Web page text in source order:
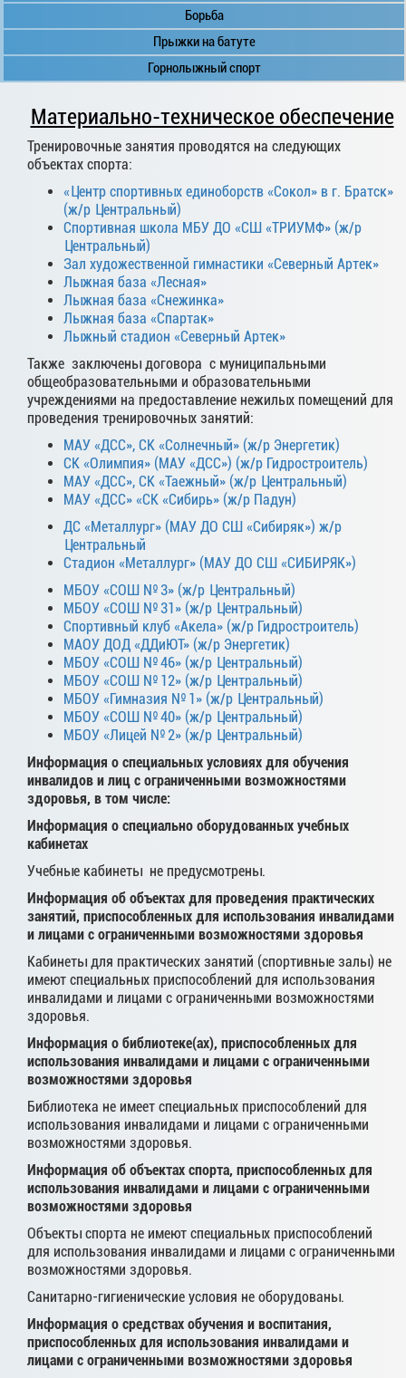
Борьба
Прыжки на батуте
Горнолыжный спорт
Материально-техническое обеспечение
Тренировочные занятия проводятся на следующих
объектах спорта:​
«Центр спортивных единоборств «Сокол» в г. Братск»
(ж/р Центральный)
Спортивная школа МБУ ДО «СШ «ТРИУМФ» (ж/р
Центральный)
Зал художественной гимнастики «Северный Артек»
Лыжная база «Лесная»
Лыжная база «Снежинка»
Лыжная база «Спартак»
Лыжный стадион «Северный Артек»
Также заключены договора с муниципальными
общеобразовательными и образовательными
учреждениями на предоставление нежилых помещений для
проведения тренировочных занятий:​
МАУ «ДСС», СК «Солнечный» (ж/р Энергетик)
СК «Олимпия» (МАУ «ДСС») (ж/р Гидростроитель)
МАУ «ДСС», СК «Таежный» (ж/р Центральный)
МАУ «ДСС» «СК «Сибирь» (ж/р Падун)
ДС «Металлург» (МАУ ДО СШ «Сибиряк») ж/р
Центральный
Стадион «Металлург» (МАУ ДО СШ «СИБИРЯК»)
МБОУ «СОШ № 3» (ж/р Центральный)
МБОУ «СОШ № 31» (ж/р Центральный)
Спортивный клуб «Акела» (ж/р Гидростроитель)
МАОУ ДОД «ДДиЮТ» (ж/р Энергетик)
МБОУ «СОШ № 46» (ж/р Центральный)
МБОУ «СОШ № 12» (ж/р Центральный)
МБОУ «Гимназия № 1» (ж/р Центральный)
МБОУ «СОШ № 40» (ж/р Центральный)
МБОУ «Лицей № 2» (ж/р Центральный)
Информация о специальных условиях для обучения
инвалидов и лиц с ограниченными возможностями
здоровья, в том числе:
Информация о специально оборудованных учебных
кабинетах
Учебные кабинеты не предусмотрены.
Информация об объектах для проведения практических
занятий, приспособленных для использования инвалидами
и лицами с ограниченными возможностями здоровья
Кабинеты для практических занятий (спортивные залы) не
имеют специальных приспособлений для использования
инвалидами и лицами с ограниченными возможностями
здоровья.
Информация о библиотеке(ах), приспособленных для
использования инвалидами и лицами с ограниченными
возможностями здоровья
Библиотека не имеет специальных приспособлений для
использования инвалидами и лицами с ограниченными
возможностями здоровья.
Информация об объектах спорта, приспособленных для
использования инвалидами и лицами с ограниченными
возможностями здоровья
Объекты спорта не имеют специальных приспособлений
для использования инвалидами и лицами с ограниченными
возможностями здоровья.
Санитарно-гигиенические условия не оборудованы.
Информация о средствах обучения и воспитания,
приспособленных для использования инвалидами и
лицами с ограниченными возможностями здоровья